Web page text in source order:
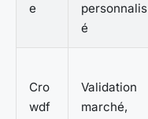
e
personnalis
é
Cro
wdf
Validation
marché,